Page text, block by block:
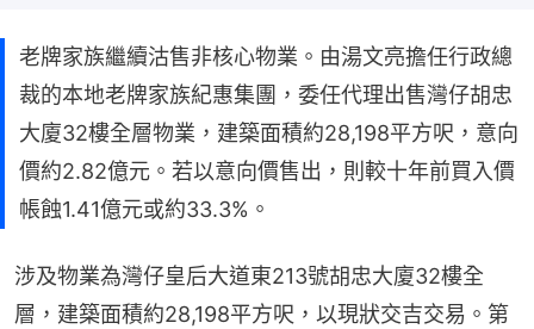
老牌家族繼續沽售非核心物業。由湯文亮擔任行政總
裁的本地老牌家族紀惠集團，委任代理出售灣仔胡忠
大廈32樓全層物業，建築面積約28,198平方呎，意向
價約2.82億元。若以意向價售出，則較十年前買入價
帳蝕1.41億元或約33.3%。
涉及物業為灣仔皇后大道東213號胡忠大廈32樓全
層，建築面積約28,198平方呎，以現狀交吉交易。第